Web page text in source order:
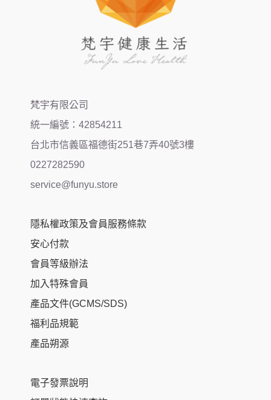
梵宇有限公司
統一編號：42854211
台北市信義區福德街251巷7弄40號3樓
0227282590
service@funyu.store
隱私權政策及會員服務條款
安心付款
會員等級辦法
加入特殊會員
產品文件(GCMS/SDS)
福利品規範
產品朔源
電子發票說明